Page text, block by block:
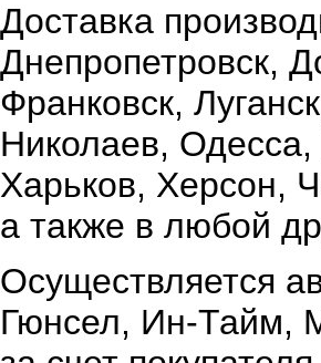
Доставка
Днепропетровск,
Франковск,
Николаев,
Харьков, Херсон,
а также в любой
Осуществляется
Гюнсел, Ин-Тайм,